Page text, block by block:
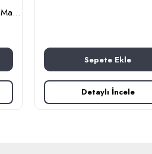
Bebek,Anne,Baba Omuz Bezi ve Mama Önlüğü, İkili Set, OEKO-TEX sertifikalı, Burpy Bip Organic Cloth KRAL AYI Desenli Feeding Cloth%100 Pamuk Multi-Use Burp Cloth and Bib 67x28 cm
Sepete Ekle
Detaylı İncele